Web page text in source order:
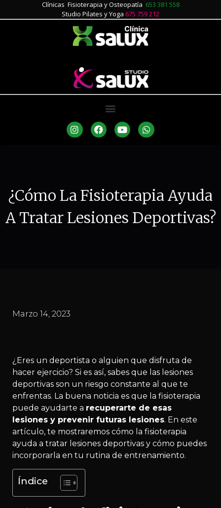
Clínicas Fisioterapia y Osteopatía 653 381 558
Studio Pilates y Yoga 675 759 212
¿Cómo La Fisioterapia Ayuda
A Tratar Lesiones Deportivas?
Marzo 14, 2023
¿Eres un deportista o alguien que disfruta de
hacer ejercicio? Si es así, sabes que las lesiones
deportivas son un riesgo constante al que te
enfrentas. La buena noticia es que la fisioterapia
puede ayudarte a recuperarte de esas
lesiones y prevenir futuras lesiones. En este
artículo, te mostraremos cómo la fisioterapia
ayuda a tratar lesiones deportivas y cómo puedes
incorporarla en tu rutina de entrenamiento.
Índice